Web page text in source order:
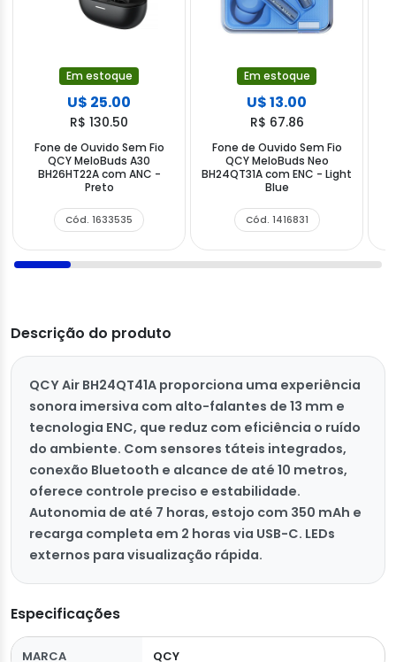
Em estoque
U$ 25.00
R$ 130.50
Fone de Ouvido Sem Fio
QCY MeloBuds A30
BH26HT22A com ANC -
Preto
Cód. 1633535
Em estoque
U$ 13.00
R$ 67.86
Fone de Ouvido Sem Fio
QCY MeloBuds Neo
BH24QT31A com ENC - Light
Blue
Cód. 1416831
Descrição do produto
QCY Air BH24QT41A proporciona uma experiência
sonora imersiva com alto-falantes de 13 mm e
tecnologia ENC, que reduz com eficiência o ruído
do ambiente. Com sensores táteis integrados,
conexão Bluetooth e alcance de até 10 metros,
oferece controle preciso e estabilidade.
Autonomia de até 7 horas, estojo com 350 mAh e
recarga completa em 2 horas via USB-C. LEDs
externos para visualização rápida.
Especificações
MARCA QCY